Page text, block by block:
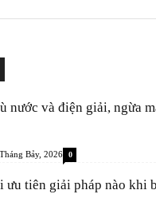
nước và điện giải, ngừa
Bảy, 2026 0
ưu tiên giải pháp nào khi